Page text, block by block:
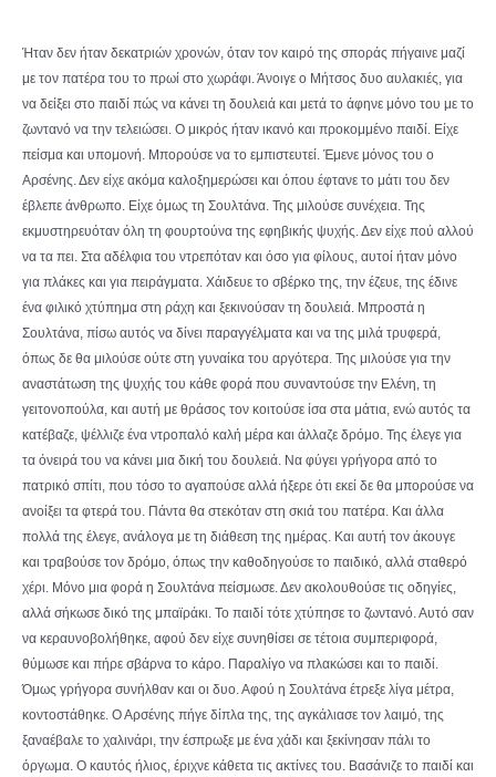
Ήταν δεν ήταν δεκατριών χρονών, όταν τον καιρό της σποράς πήγαινε μαζί
με τον πατέρα του το πρωί στο χωράφι. Άνοιγε ο Μήτσος δυο αυλακιές, για
να δείξει στο παιδί πώς να κάνει τη δουλειά και μετά το άφηνε μόνο του με το
ζωντανό να την τελειώσει. Ο μικρός ήταν ικανό και προκομμένο παιδί. Είχε
πείσμα και υπομονή. Μπορούσε να το εμπιστευτεί. Έμενε μόνος του ο
Αρσένης. Δεν είχε ακόμα καλοξημερώσει και όπου έφτανε το μάτι του δεν
έβλεπε άνθρωπο. Είχε όμως τη Σουλτάνα. Της μιλούσε συνέχεια. Της
εκμυστηρευόταν όλη τη φουρτούνα της εφηβικής ψυχής. Δεν είχε πού αλλού
να τα πει. Στα αδέλφια του ντρεπόταν και όσο για φίλους, αυτοί ήταν μόνο
για πλάκες και για πειράγματα. Χάιδευε το σβέρκο της, την έζευε, της έδινε
ένα φιλικό χτύπημα στη ράχη και ξεκινούσαν τη δουλειά. Μπροστά η
Σουλτάνα, πίσω αυτός να δίνει παραγγέλματα και να της μιλά τρυφερά,
όπως δε θα μιλούσε ούτε στη γυναίκα του αργότερα. Της μιλούσε για την
αναστάτωση της ψυχής του κάθε φορά που συναντούσε την Ελένη, τη
γειτονοπούλα, και αυτή με θράσος τον κοιτούσε ίσα στα μάτια, ενώ αυτός τα
κατέβαζε, ψέλλιζε ένα ντροπαλό καλή μέρα και άλλαζε δρόμο. Της έλεγε για
τα όνειρά του να κάνει μια δική του δουλειά. Να φύγει γρήγορα από το
πατρικό σπίτι, που τόσο το αγαπούσε αλλά ήξερε ότι εκεί δε θα μπορούσε να
ανοίξει τα φτερά του. Πάντα θα στεκόταν στη σκιά του πατέρα. Και άλλα
πολλά της έλεγε, ανάλογα με τη διάθεση της ημέρας. Και αυτή τον άκουγε
και τραβούσε τον δρόμο, όπως την καθοδηγούσε το παιδικό, αλλά σταθερό
χέρι. Μόνο μια φορά η Σουλτάνα πείσμωσε. Δεν ακολουθούσε τις οδηγίες,
αλλά σήκωσε δικό της μπαϊράκι. Το παιδί τότε χτύπησε το ζωντανό. Αυτό σαν
να κεραυνοβολήθηκε, αφού δεν είχε συνηθίσει σε τέτοια συμπεριφορά,
θύμωσε και πήρε σβάρνα το κάρο. Παραλίγο να πλακώσει και το παιδί.
Όμως γρήγορα συνήλθαν και οι δυο. Αφού η Σουλτάνα έτρεξε λίγα μέτρα,
κοντοστάθηκε. Ο Αρσένης πήγε δίπλα της, της αγκάλιασε τον λαιμό, της
ξαναέβαλε το χαλινάρι, την έσπρωξε με ένα χάδι και ξεκίνησαν πάλι το
όργωμα. Ο καυτός ήλιος, έριχνε κάθετα τις ακτίνες του. Βασάνιζε το παιδί και